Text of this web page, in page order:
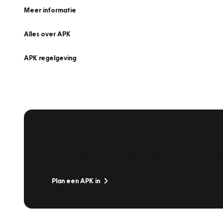
Meer informatie
Alles over APK
APK regelgeving
Plan een APK in